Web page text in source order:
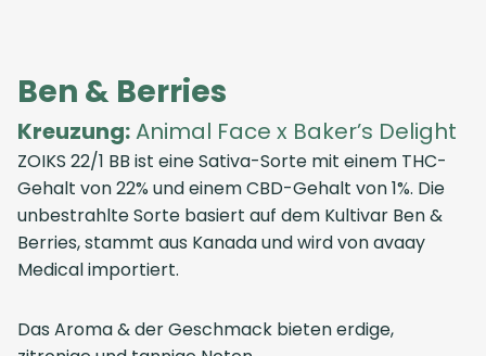
Ben & Berries
Kreuzung:Animal Face x Baker’s Delight
ZOIKS 22/1 BB ist eine Sativa-Sorte mit einem THC-
Gehalt von 22% und einem CBD-Gehalt von 1%. Die
unbestrahlte Sorte basiert auf dem Kultivar Ben &
Berries, stammt aus Kanada und wird von avaay
Medical importiert.
Das Aroma & der Geschmack bieten erdige,